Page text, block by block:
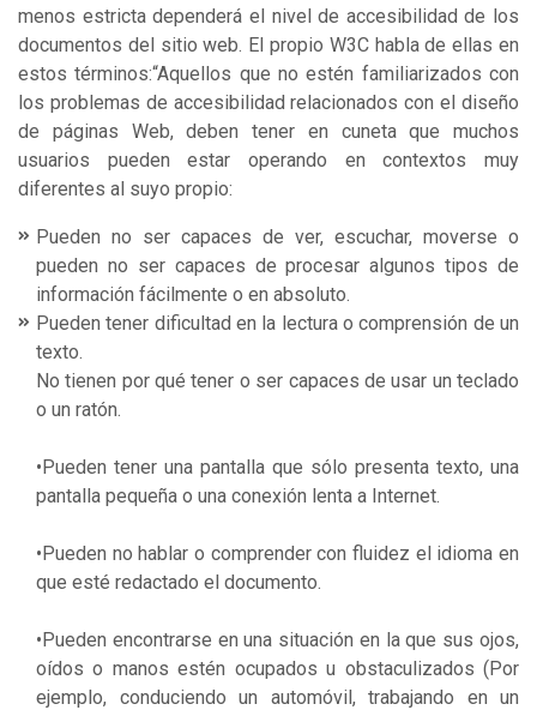
menos estricta dependerá el nivel de accesibilidad de los
documentos del sitio web. El propio W3C habla de ellas en
estos términos:“Aquellos que no estén familiarizados con
los problemas de accesibilidad relacionados con el diseño
de páginas Web, deben tener en cuneta que muchos
usuarios pueden estar operando en contextos muy
diferentes al suyo propio:
Pueden no ser capaces de ver, escuchar, moverse o
pueden no ser capaces de procesar algunos tipos de
información fácilmente o en absoluto.
Pueden tener dificultad en la lectura o comprensión de un
texto.
No tienen por qué tener o ser capaces de usar un teclado
o un ratón.
•Pueden tener una pantalla que sólo presenta texto, una
pantalla pequeña o una conexión lenta a Internet.
•Pueden no hablar o comprender con fluidez el idioma en
que esté redactado el documento.
•Pueden encontrarse en una situación en la que sus ojos,
oídos o manos estén ocupados u obstaculizados (Por
ejemplo, conduciendo un automóvil, trabajando en un